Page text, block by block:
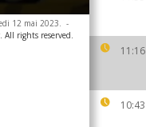
11:16
10:43
12 mai 2023. -
All rights reserved.